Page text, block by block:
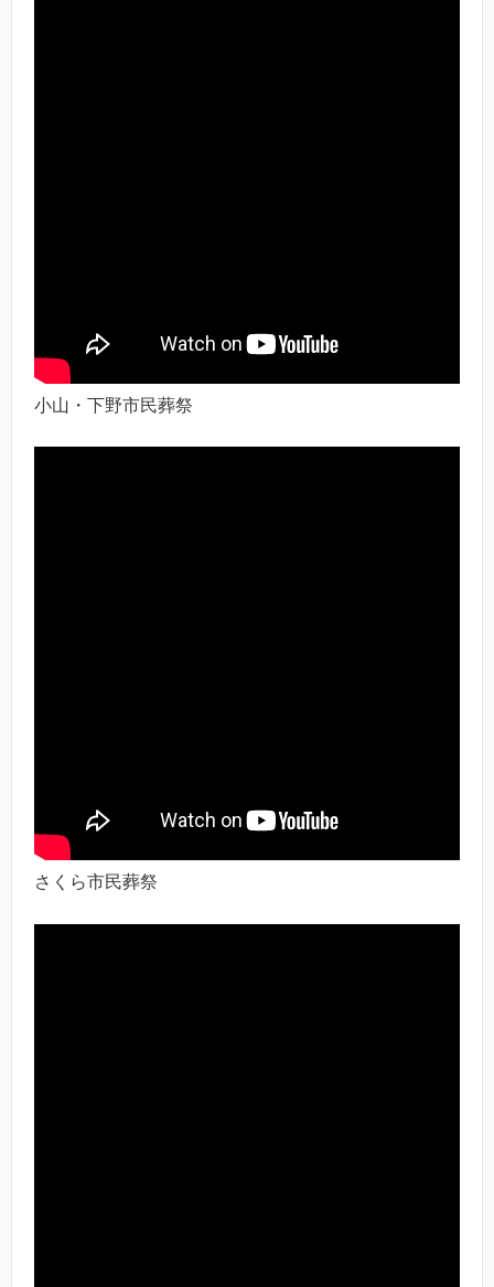
小山・下野市民葬祭
さくら市民葬祭